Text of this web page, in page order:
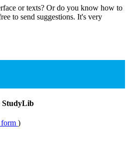
or texts? Or do you know how to
to send suggestions. It's very
StudyLib
form )